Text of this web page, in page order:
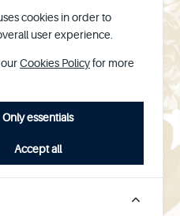
cookies in order to
user experience.
ourCookies Policyfor more
Only essentials
Accept all